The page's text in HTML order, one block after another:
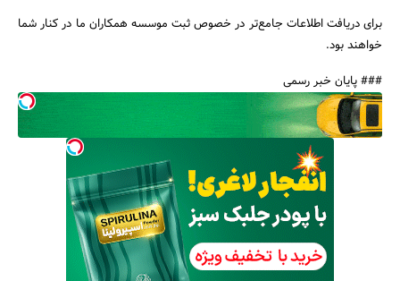
برای دریافت اطلاعات جامع‌تر در خصوص ثبت موسسه همکاران ما در کنار شما
خواهند بود.
### پایان خبر رسمی